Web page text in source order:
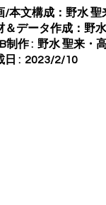
/本文構成：野水 聖
＆データ作成：野
制作 : 野水 聖来・
日 : 2023/2/10